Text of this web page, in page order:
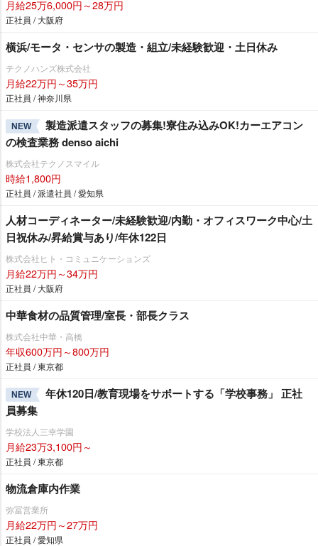
月給25万6,000円～28万円
正社員 / 大阪府
横浜/モータ・センサの製造・組立/未経験歓迎・土日休み
テクノハンズ株式会社
月給22万円～35万円
正社員 / 神奈川県
NEW
製造派遣スタッフの募集!寮住み込みOK!カーエアコン
の検査業務 denso aichi
株式会社テクノスマイル
時給1,800円
正社員 / 派遣社員 / 愛知県
人材コーディネーター/未経験歓迎/内勤・オフィスワーク中心/土
日祝休み/昇給賞与あり/年休122日
株式会社ヒト・コミュニケーションズ
月給22万円～34万円
正社員 / 大阪府
中華食材の品質管理/室長・部長クラス
株式会社中華・高橋
年収600万円～800万円
正社員 / 東京都
NEW
年休120日/教育現場をサポートする「学校事務」 正社
員募集
学校法人三幸学園
月給23万3,100円～
正社員 / 東京都
物流倉庫内作業
弥冨営業所
月給22万円～27万円
正社員 / 愛知県